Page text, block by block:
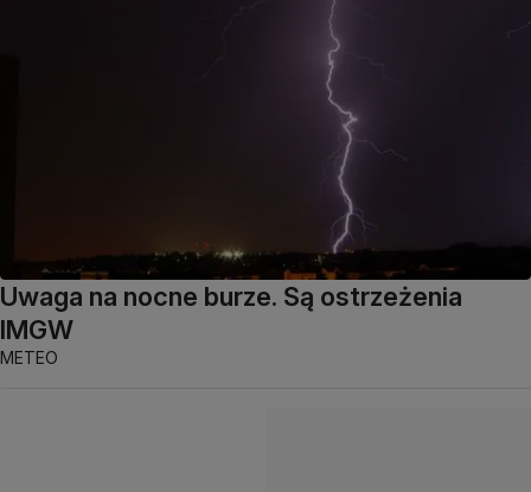
Uwaga na nocne burze. Są ostrzeżenia
IMGW
METEO